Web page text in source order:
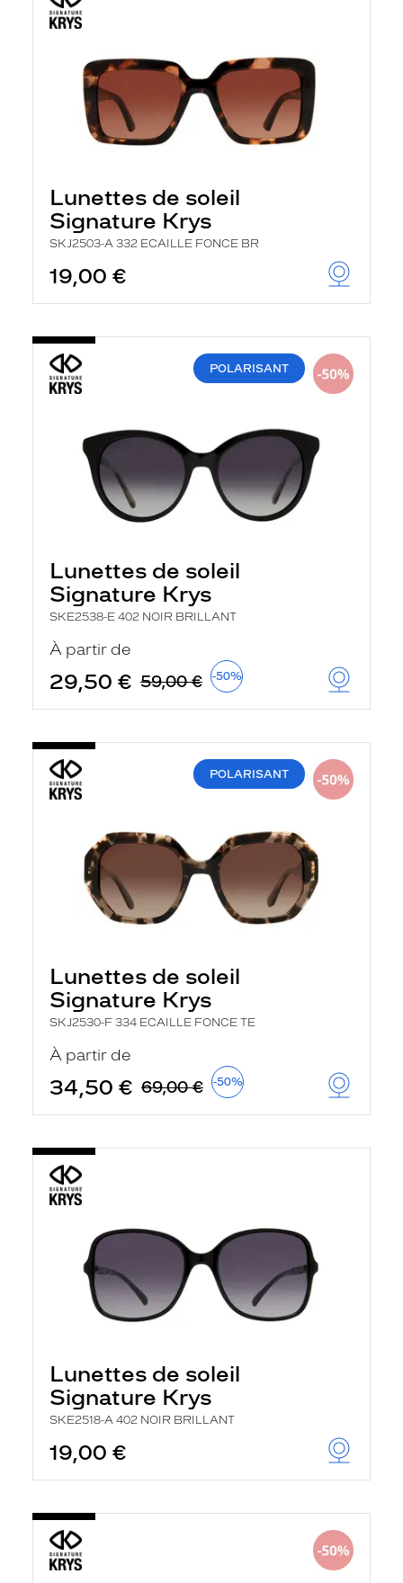
Lunettes de soleil
Signature Krys
SKJ2503-A 332 ECAILLE FONCE BR
19,00 €
POLARISANT
Lunettes de soleil
Signature Krys
SKE2538-E 402 NOIR BRILLANT
À partir de
29,50 € 59,00 € -50%
POLARISANT
Lunettes de soleil
Signature Krys
SKJ2530-F 334 ECAILLE FONCE TE
À partir de
34,50 € 69,00 € -50%
Lunettes de soleil
Signature Krys
SKE2518-A 402 NOIR BRILLANT
19,00 €